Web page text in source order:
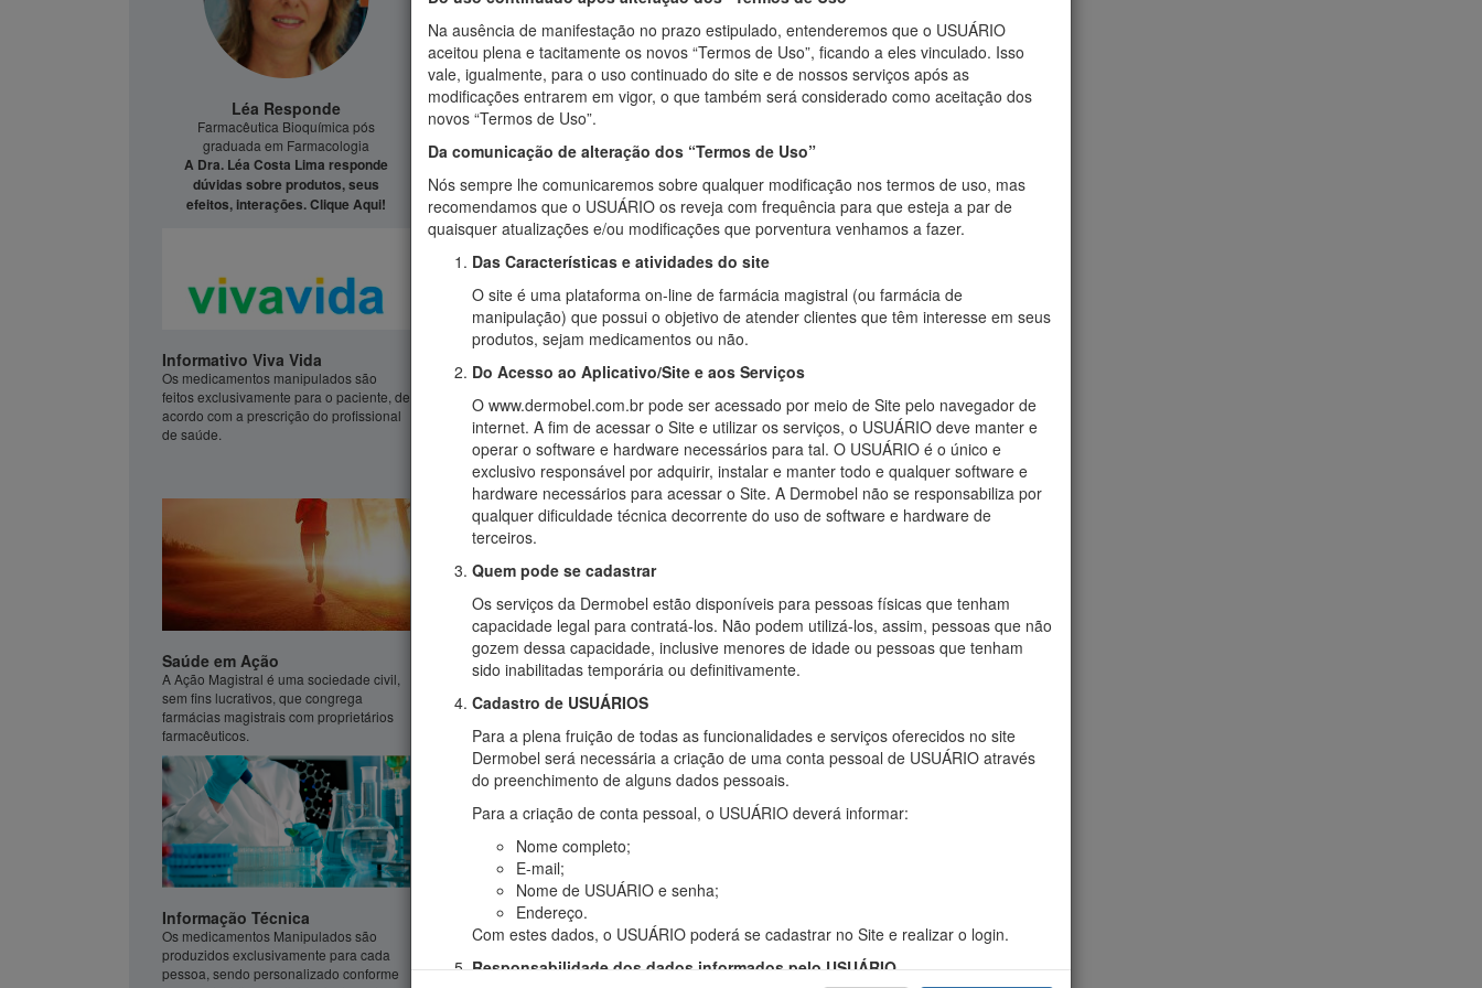
Na ausência de manifestação no prazo estipulado, entenderemos que o USUÁRIO
aceitou plena e tacitamente os novos “Termos de Uso”, ficando a eles vinculado. Isso
vale, igualmente, para o uso continuado do site e de nossos serviços após as
modificações entrarem em vigor, o que também será considerado como aceitação dos
novos “Termos de Uso”.
Da comunicação de alteração dos “Termos de Uso”
Nós sempre lhe comunicaremos sobre qualquer modificação nos termos de uso, mas
recomendamos que o USUÁRIO os reveja com frequência para que esteja a par de
quaisquer atualizações e/ou modificações que porventura venhamos a fazer.
Das Características e atividades do site
O site é uma plataforma on-line de farmácia magistral (ou farmácia de
manipulação) que possui o objetivo de atender clientes que têm interesse em seus
produtos, sejam medicamentos ou não.
Do Acesso ao Aplicativo/Site e aos Serviços
O www.dermobel.com.br pode ser acessado por meio de Site pelo navegador de
internet. A fim de acessar o Site e utilizar os serviços, o USUÁRIO deve manter e
operar o software e hardware necessários para tal. O USUÁRIO é o único e
exclusivo responsável por adquirir, instalar e manter todo e qualquer software e
hardware necessários para acessar o Site. A Dermobel não se responsabiliza por
qualquer dificuldade técnica decorrente do uso de software e hardware de
terceiros.
Quem pode se cadastrar
Os serviços da Dermobel estão disponíveis para pessoas físicas que tenham
capacidade legal para contratá-los. Não podem utilizá-los, assim, pessoas que não
gozem dessa capacidade, inclusive menores de idade ou pessoas que tenham
sido inabilitadas temporária ou definitivamente.
Cadastro de USUÁRIOS
Para a plena fruição de todas as funcionalidades e serviços oferecidos no site
Dermobel será necessária a criação de uma conta pessoal de USUÁRIO através
do preenchimento de alguns dados pessoais.
Para a criação de conta pessoal, o USUÁRIO deverá informar:
Nome completo;
E-mail;
Nome de USUÁRIO e senha;
Endereço.
Com estes dados, o USUÁRIO poderá se cadastrar no Site e realizar o login.
Responsabilidade dos dados informados pelo USUÁRIO
Léa Responde
Farmacêutica Bioquímica pós
graduada em Farmacologia
A Dra. Léa Costa Lima responde
dúvidas sobre produtos, seus
efeitos, interações. Clique Aqui!
Informativo Viva Vida
Os medicamentos manipulados são
feitos exclusivamente para o paciente, de
acordo com a prescrição do profissional
de saúde.
Saúde em Ação
A Ação Magistral é uma sociedade civil,
sem fins lucrativos, que congrega
farmácias magistrais com proprietários
farmacêuticos.
Informação Técnica
Os medicamentos Manipulados são
produzidos exclusivamente para cada
pessoa, sendo personalizado conforme